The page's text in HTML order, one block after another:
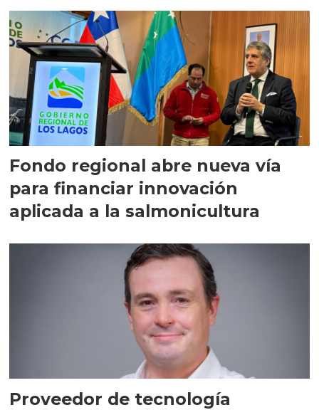
Fondo regional abre nueva vía
para financiar innovación
aplicada a la salmonicultura
Proveedor de tecnología